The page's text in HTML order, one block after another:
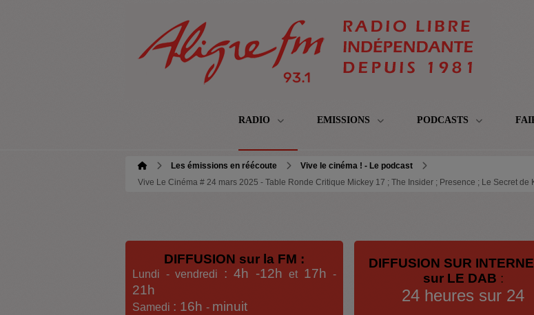
RADIO EMISSIONS PODCASTS
Les émissions en réécoute
Vive le cinéma ! - Le podcast
Vive Le Cinéma # 24 mars 2025 - Table Ronde Critique Mickey 17 ; The Insider ; Presence ; Le Secret de
DIFFUSION sur la FM :
Lundi - vendredi : 4h -12h et 17h -
21h
Samedi : 16h - minuit
DIFFUSION SUR
sur LE DAB :
24 heures sur 24